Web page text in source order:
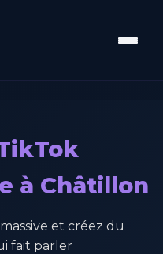
à Châtillon
et créez du
fait parler